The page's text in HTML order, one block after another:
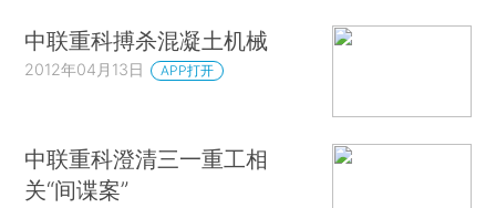
中联重科搏杀混凝土机械
2012年04月13日 APP打开
中联重科澄清三一重工相
关“间谍案”